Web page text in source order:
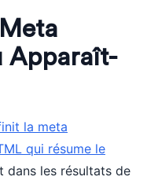
Apparaît-
la meta
qui résume le
dans les résultats de